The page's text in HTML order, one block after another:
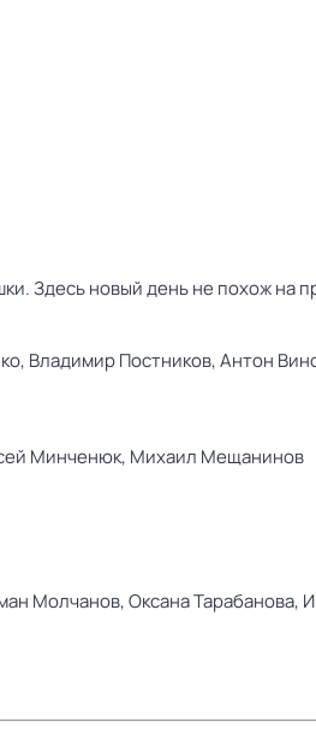
Здесь новый день не похож на
Владимир Постников,Антон
Минченюк, Михаил Мещанинов
Молчанов,Оксана Тарабанова,